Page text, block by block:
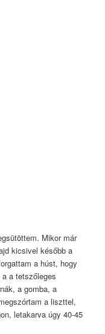
Mikor már
kicsivel később a
a húst, hogy
a tetszőleges
a gomba, a
a liszttel,
letakarva úgy 40-45